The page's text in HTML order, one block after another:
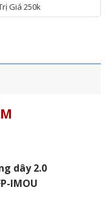
Giá 250k
dây 2.0
IMOU